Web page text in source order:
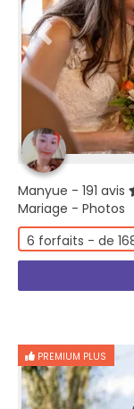
Manyue - 191 avis
Mariage - Photos
6 forfaits - de
PREMIUM PLUS